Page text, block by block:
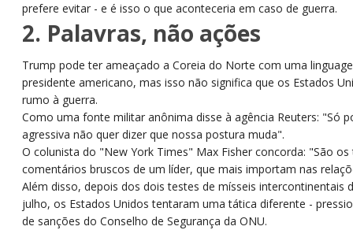
prefere evitar - e é isso o que aconteceria em caso de guerra.
2. Palavras, não ações
Trump pode ter ameaçado a Coreia do Norte com uma
presidente americano, mas isso não significa que os Estados
rumo à guerra.
Como uma fonte militar anônima disse à agência Reuters: "Só
agressiva não quer dizer que nossa postura muda".
O colunista do "New York Times" Max Fisher concorda: "São
comentários bruscos de um líder, que mais importam nas
Além disso, depois dos dois testes de mísseis intercontinentais
julho, os Estados Unidos tentaram uma tática diferente -
de sanções do Conselho de Segurança da ONU.